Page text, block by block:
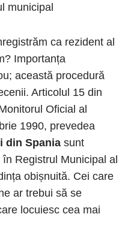
municipal
ca rezident al
Importanța
această procedură
Articolul 15 din
Oficial al
1990, prevedea
din Spania sunt
în Registrul Municipal al
obișnuită. Cei care
ar trebui să se
locuiesc cea mai